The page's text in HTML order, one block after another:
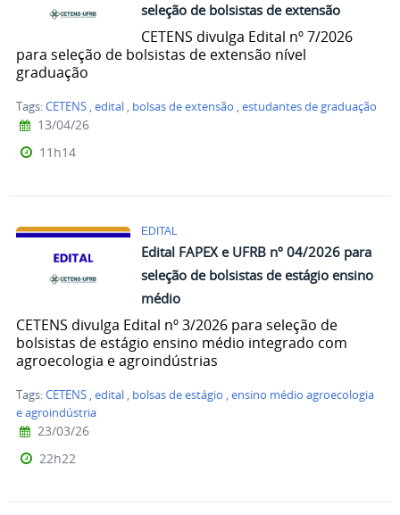
seleção de bolsistas de extensão
CETENS divulga Edital nº 7/2026
para seleção de bolsistas de extensão nível
graduação
Tags:CETENS ,edital , bolsas de extensão ,estudantes de graduação
13/04/26
11h14
EDITAL
Edital FAPEX e UFRB nº 04/2026 para
seleção de bolsistas de estágio ensino
médio
CETENS divulga Edital nº 3/2026 para seleção de
bolsistas de estágio ensino médio integrado com
agroecologia e agroindústrias
Tags:CETENS ,edital , bolsas de estágio ,ensino médio agroecologia
e agroindústria
23/03/26
22h22